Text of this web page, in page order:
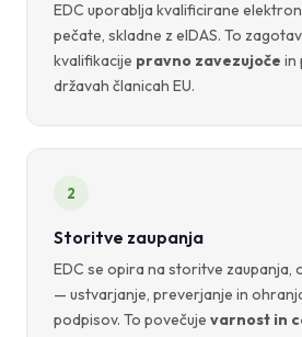
EDC uporablja kvalificirane
pečate, skladne z eIDAS. To
kvalifikacije pravno zavezujoče in
državah članicah EU.
2
Storitve zaupanja
EDC se opira na storitve zaupanja,
— ustvarjanje, preverjanje in
podpisov. To povečuje varnost in